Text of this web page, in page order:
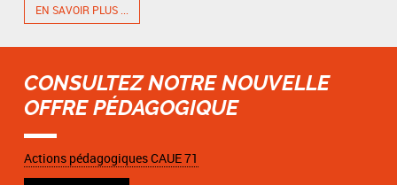
EN SAVOIR PLUS ...
CONSULTEZ NOTRE NOUVELLE
OFFRE PÉDAGOGIQUE
Actions pédagogiques CAUE 71